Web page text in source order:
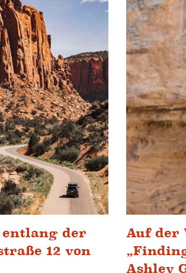
entlang der
12 von
Auf der
Ashley